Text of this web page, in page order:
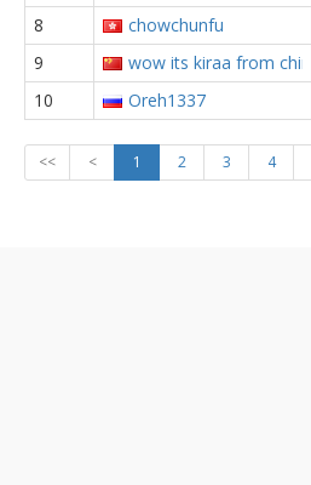
8
chowchunfu
9
wow its kiraa from china
10
Oreh1337
<< < 1 2 3 4